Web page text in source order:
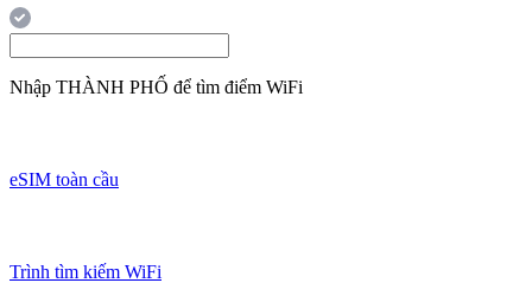
Nhập THÀNH PHỐ để tìm điểm WiFi
eSIM toàn cầu
Trình tìm kiếm WiFi